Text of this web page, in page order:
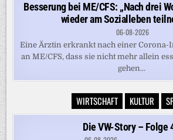
Besserung bei ME/CFS: „Nach drei
wieder am Sozialleben
06-08-2026
Eine Ärztin erkrankt nach einer Corona-
an ME/CFS, dass sie nicht mehr allein
gehen...
WIRTSCHAFT KULTUR
Die VW-Story – Folge